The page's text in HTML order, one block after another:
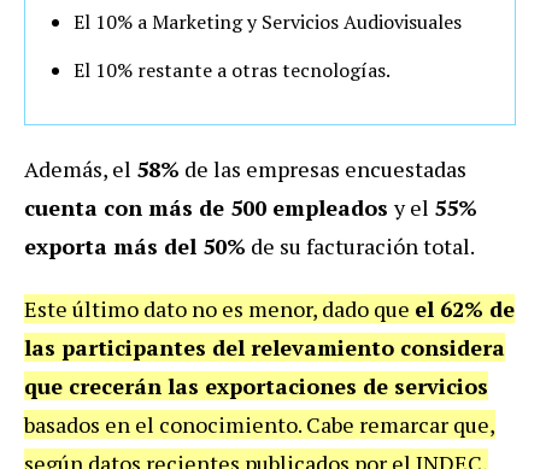
El 10% a Marketing y Servicios Audiovisuales
El 10% restante a otras tecnologías.
Además, el 58% de las empresas encuestadas
cuenta con más de 500 empleadosy el 55%
exporta más del 50% de su facturación total.
Este último dato no es menor, dado que el 62% de
las participantes del relevamiento considera
que crecerán las exportaciones de servicios
basados en el conocimiento. Cabe remarcar que,
según datos recientes publicados por el INDEC,